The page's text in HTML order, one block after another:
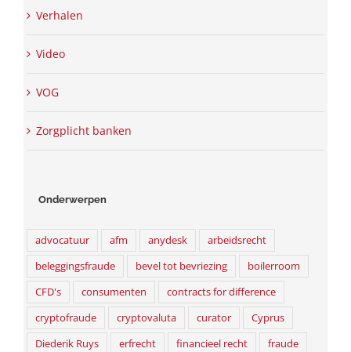
Verhalen
Video
VOG
Zorgplicht banken
Onderwerpen
advocatuur afm anydesk
arbeidsrecht
beleggingsfraude
bevel tot bevriezing
boilerroom
CFD's
consumenten
contracts for difference
cryptofraude
cryptovaluta curator
Cyprus
Diederik Ruys
erfrecht financieel recht
fraude